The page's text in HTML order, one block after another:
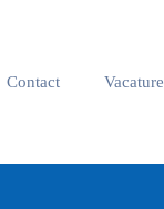
Contact Vacature